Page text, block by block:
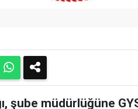
şube müdürlüğüne